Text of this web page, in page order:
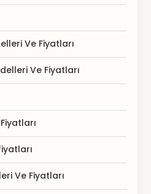
Ve Fiyatları
Ve Fiyatları
Ve Fiyatları